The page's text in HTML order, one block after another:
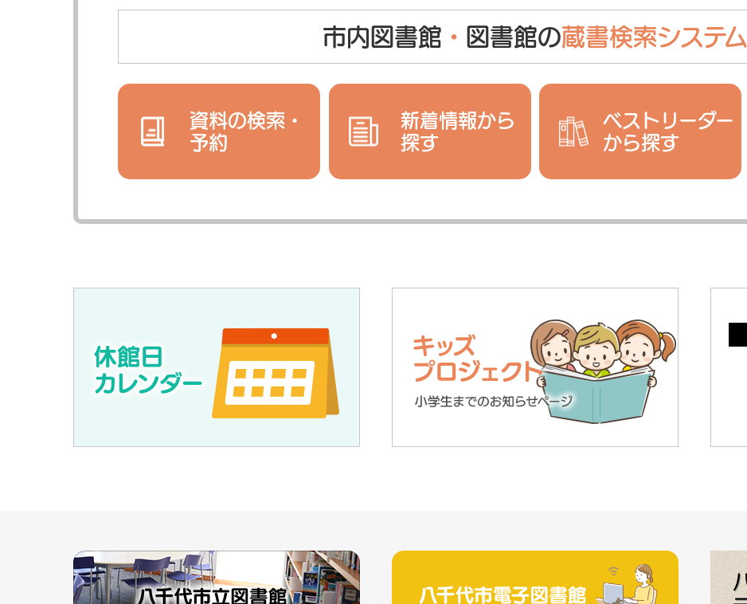
市内図書館 ・ 図書館の蔵書検索システム
資料の検索・
予約
新着情報から
探す
ベストリーダー
から探す